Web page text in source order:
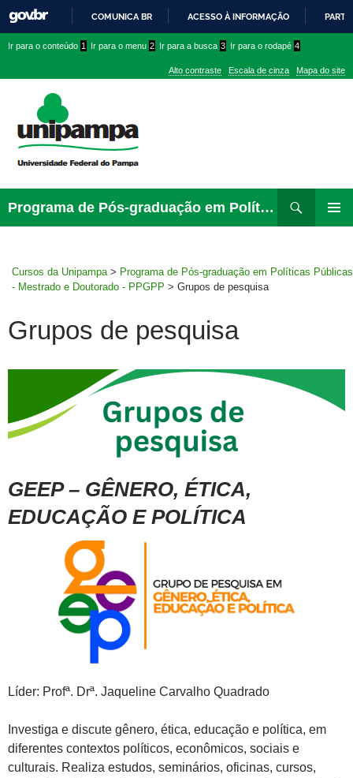
PARA
CONTEÚDO
COMUNICA BR ACESSO À INFORMAÇÃO
conteúdo
menu
superior
menu
Ir para o conteúdo 1 Ir para o menu 2 Ir para a busca 3 Ir para o rodapé 4
Alto contraste Escala de cinza Mapa do site
Programa de Pós-graduação em Políticas Públicas – Mestrado e Doutorado – PPGPP
para
Cursos da Unipampa > Programa de Pós-graduação em Políticas Públicas
- Mestrado e Doutorado - PPGPP > Grupos de pesquisa
Grupos de pesquisa
GEEP – GÊNERO, ÉTICA,
EDUCAÇÃO E POLÍTICA
Líder: Profª. Drª. Jaqueline Carvalho Quadrado
Investiga e discute gênero, ética, educação e política, em
diferentes contextos políticos, econômicos, sociais e
culturais. Realiza estudos, seminários, oficinas, cursos,